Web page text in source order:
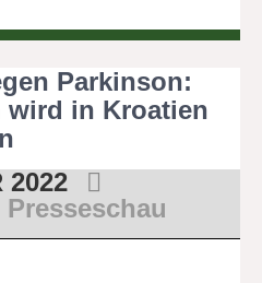
Parkinson:
wird in Kroatien
2022
Presseschau